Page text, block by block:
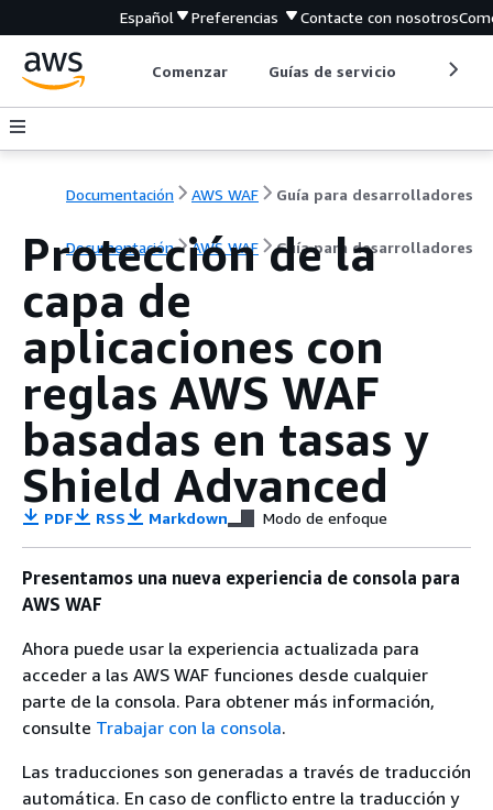
Español Preferencias Contacte con nosotros
Comenzar Guías de servicio
Documentación AWS WAF Guía para desarrolladores
Documentación AWS WAF Guía para desarrolladores
Protección de la
capa de
aplicaciones con
reglas AWS WAF
basadas en tasas y
Shield Advanced
PDF RSS Markdown Modo de enfoque
Presentamos una nueva experiencia de consola para
AWS WAF
Ahora puede usar la experiencia actualizada para
acceder a las AWS WAF funciones desde cualquier
parte de la consola. Para obtener más información,
consulte Trabajar con la consola.
Las traducciones son generadas a través de traducción
automática. En caso de conflicto entre la traducción y